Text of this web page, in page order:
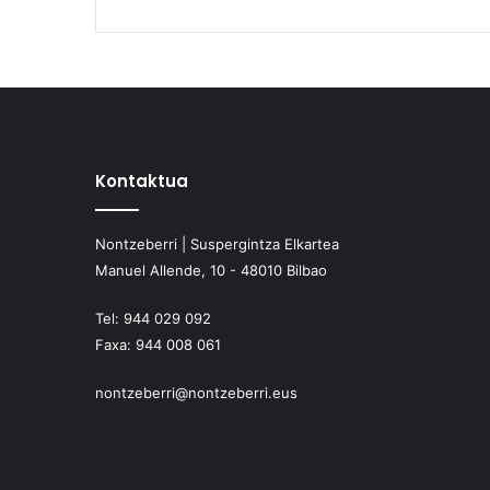
Kontaktua
Nontzeberri | Suspergintza Elkartea
Manuel Allende, 10 - 48010 Bilbao
Tel: 944 029 092
Faxa: 944 008 061
nontzeberri@nontzeberri.eus